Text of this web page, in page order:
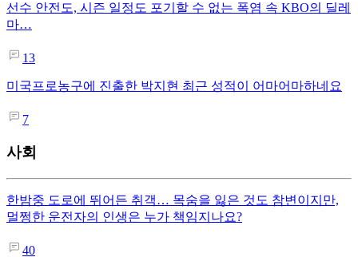
선수 안전도, 시즌 일정도 포기할 수 없는 폭염 속 KBO의 딜레
마…
13
미국프로농구에 진출한 박지현 최근 성적이 어마어마하네요
7
사회
한밤중 도로에 뛰어든 취객… 목숨을 잃은 것도 참변이지만,
멀쩡한 운전자의 인생은 누가 책임지나요?
40